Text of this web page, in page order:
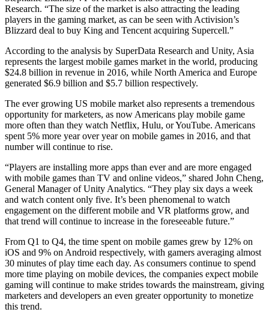
Инди-игры
Выпускайте большие игры с небольшими командами
XR-игры
Запускайте XR-игры на разных платформах
Упрощенное создание многопользовательских игр
Research. “The size of the market is also attracting the leading
players in the gaming market, as can be seen with Activision’s
Blizzard deal to buy King and Tencent acquiring Supercell.”
According to the analysis by SuperData Research and Unity, Asia
represents the largest mobile games market in the world, producing
$24.8 billion in revenue in 2016, while North America and Europe
generated $6.9 billion and $5.7 billion respectively.
The ever growing US mobile market also represents a tremendous
opportunity for marketers, as now Americans play mobile game
more often than they watch Netflix, Hulu, or YouTube. Americans
spent 5% more year over year on mobile games in 2016, and that
number will continue to rise.
“Players are installing more apps than ever and are more engaged
with mobile games than TV and online videos,” shared John Cheng,
General Manager of Unity Analytics. “They play six days a week
and watch content only five. It’s been phenomenal to watch
engagement on the different mobile and VR platforms grow, and
that trend will continue to increase in the foreseeable future.”
From Q1 to Q4, the time spent on mobile games grew by 12% on
iOS and 9% on Android respectively, with gamers averaging almost
30 minutes of play time each day. As consumers continue to spend
more time playing on mobile devices, the companies expect mobile
gaming will continue to make strides towards the mainstream, giving
marketers and developers an even greater opportunity to monetize
this trend.